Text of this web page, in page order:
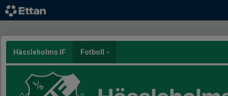
Hässleholms IF Fotboll